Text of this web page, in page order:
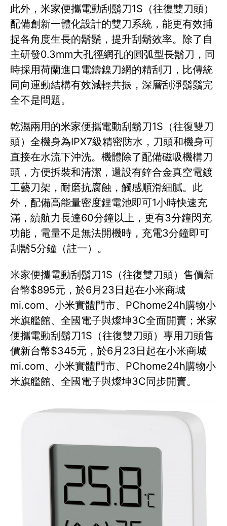
此外，米家便攜電動刮鬍刀1S（往復雙刀頭）
配備創新一體化設計的雙刀系統，能更有效捕
捉各角度生長的鬍鬚，提升刮鬍效率。除了自
主研發0.3mm大孔徑網孔的圓弧型長鬍刀，同
時採用荷蘭進口電鑄鎳刀網的精刮刀，比傳統
同向運動結構有效減輕共振，深層刮淨鬍鬚完
全不是問題。
乾濕兩用的米家便攜電動刮鬍刀1S（往復雙刀
頭）全機身為IPX7級精密防水，刀頭和機身可
直接在水流下沖洗。機體除了配備磁吸機構刀
頭，方便拆裝和清潔，還設有鋅合金真空電鍍
工藝刀架，耐磨抗腐蝕，觸感順滑細膩。此
外，配備高能量密度鋰電池即可1小時快速充
滿，續航力長達60分鐘以上，更有3分鐘閃充
功能，電量不足無法開機時，充電3分鐘即可
刮鬍5分鐘（註一）。
米家便攜電動刮鬍刀1S（往復雙刀頭）售價新
台幣$895元，於6月23日起在小米商城
mi.com、小米實體門市、PChome24h購物小
米旗艦館、全國電子與燦坤3C全面開賣；米家
便攜電動刮鬍刀1S（往復雙刀頭）專用刀頭售
價新台幣$345元，於6月23日起在小米商城
mi.com、小米實體門市、PChome24h購物小
米旗艦館、全國電子與燦坤3C同步開賣。